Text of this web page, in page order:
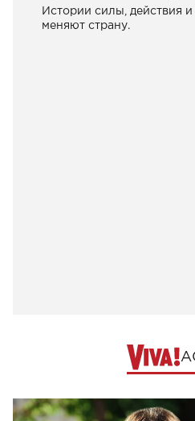
Истории силы, действия
меняют страну.